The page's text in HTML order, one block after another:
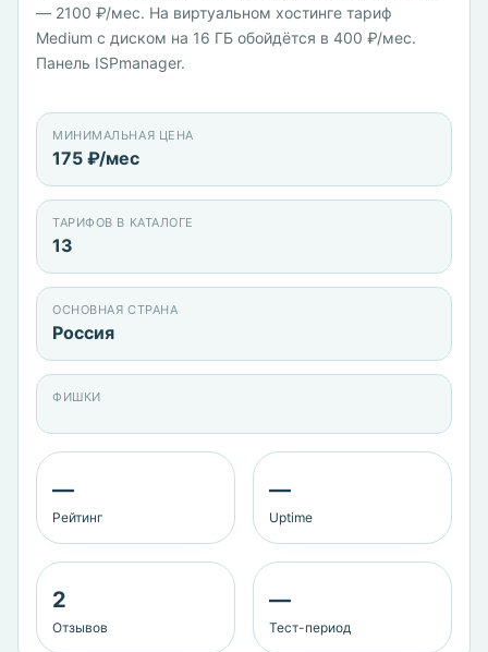
— 2100 ₽/мес. На виртуальном хостинге тариф
Medium с диском на 16 ГБ обойдётся в 400 ₽/мес.
Панель ISPmanager.
МИНИМАЛЬНАЯ ЦЕНА
175 ₽/мес
ТАРИФОВ В КАТАЛОГЕ
13
ОСНОВНАЯ СТРАНА
Россия
ФИШКИ
—
Рейтинг
—
Uptime
2
Отзывов
—
Тест-период